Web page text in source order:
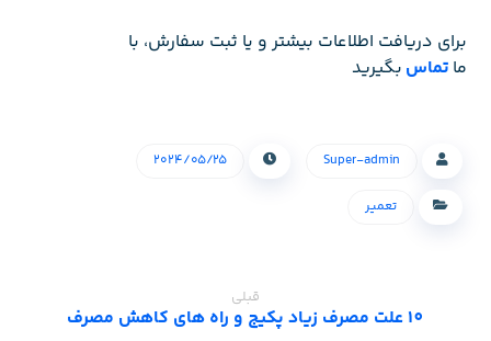
برای دریافت اطلاعات بیشتر و یا ثبت سفارش، با
ما تماس بگیرید
Super-admin ۲۰۲۴/۰۵/۲۵
تعمیر
قبلی
10 علت مصرف زیاد پکیج و راه های کاهش مصرف